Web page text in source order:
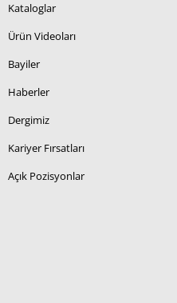
Kataloglar
Ürün Videoları
Bayiler
Haberler
Dergimiz
Kariyer Fırsatları
Açık Pozisyonlar